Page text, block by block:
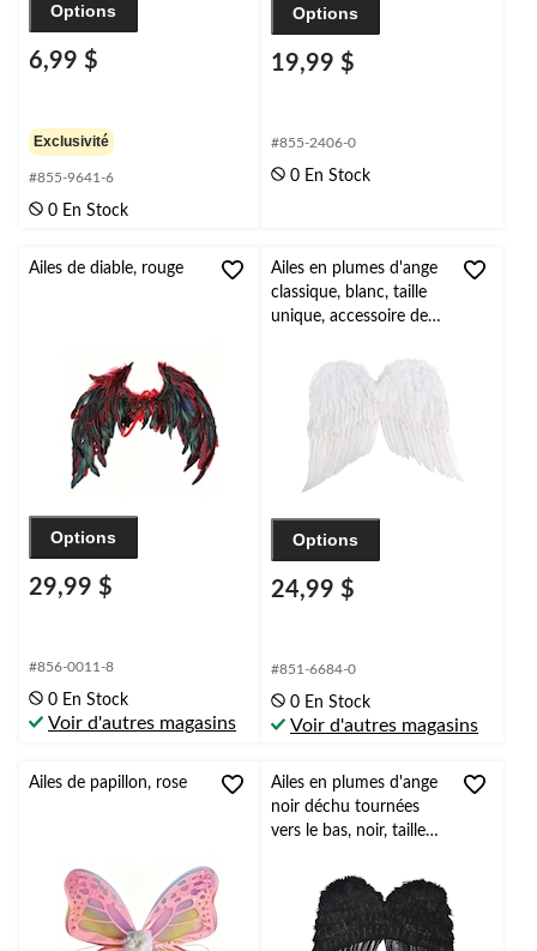
Options
6,99 $
Exclusivité
#855-9641-6
0 En Stock
Options
19,99 $
#855-2406-0
0 En Stock
Ailes de diable, rouge
Options
29,99 $
#856-0011-8
0 En Stock
Voir d'autres magasins
Ailes en plumes d'ange
classique, blanc, taille
unique, accessoire de
l'Halloween
Options
24,99 $
#851-6684-0
0 En Stock
Voir d'autres magasins
Ailes de papillon, rose
Ailes en plumes d'ange
noir déchu tournées
vers le bas, noir, taille
costume à porter pour
l'Halloween